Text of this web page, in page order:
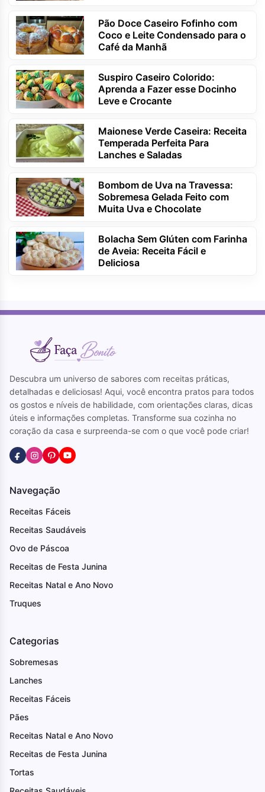
Pão Doce Caseiro Fofinho com
Coco e Leite Condensado para o
Café da Manhã
Suspiro Caseiro Colorido:
Aprenda a Fazer esse Docinho
Leve e Crocante
Maionese Verde Caseira: Receita
Temperada Perfeita Para
Lanches e Saladas
Bombom de Uva na Travessa:
Sobremesa Gelada Feito com
Muita Uva e Chocolate
Bolacha Sem Glúten com Farinha
de Aveia: Receita Fácil e
Deliciosa
Descubra um universo de sabores com receitas práticas,
detalhadas e deliciosas! Aqui, você encontra pratos para todos
os gostos e níveis de habilidade, com orientações claras, dicas
úteis e informações completas. Transforme sua cozinha no
coração da casa e surpreenda-se com o que você pode criar!
Navegação
Receitas Fáceis
Receitas Saudáveis
Ovo de Páscoa
Receitas de Festa Junina
Receitas Natal e Ano Novo
Truques
Categorias
Sobremesas
Lanches
Receitas Fáceis
Pães
Receitas Natal e Ano Novo
Receitas de Festa Junina
Tortas